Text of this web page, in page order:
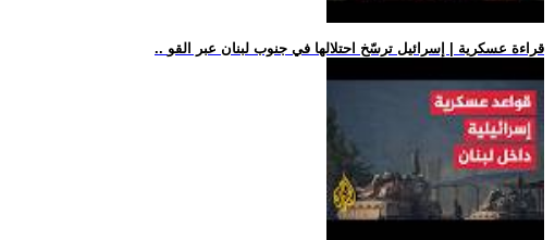
.. قراءة عسكرية | إسرائيل ترسّخ احتلالها في جنوب لبنان عبر القو